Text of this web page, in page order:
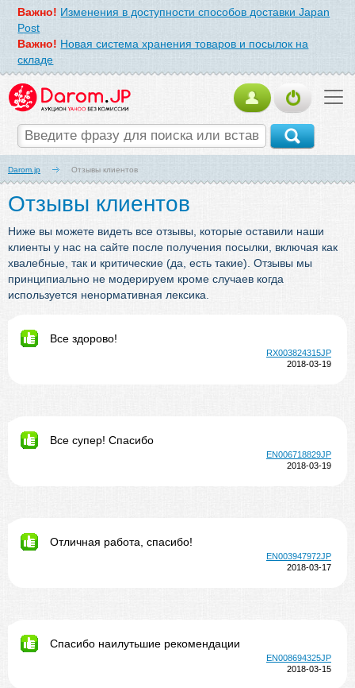
Важно! Изменения в доступности способов доставки Japan
Post
Важно! Новая система хранения товаров и посылок на
складе
Darom.jp Отзывы клиентов
Отзывы клиентов
Ниже вы можете видеть все отзывы, которые оставили наши
клиенты у нас на сайте после получения посылки, включая как
хвалебные, так и критические (да, есть такие). Отзывы мы
принципиально не модерируем кроме случаев когда
используется ненормативная лексика.
Все здорово!
RX003824315JP
2018-03-19
Все супер! Спасибо
EN006718829JP
2018-03-19
Отличная работа, спасибо!
EN003947972JP
2018-03-17
Спасибо наилутьшие рекомендации
EN008694325JP
2018-03-15